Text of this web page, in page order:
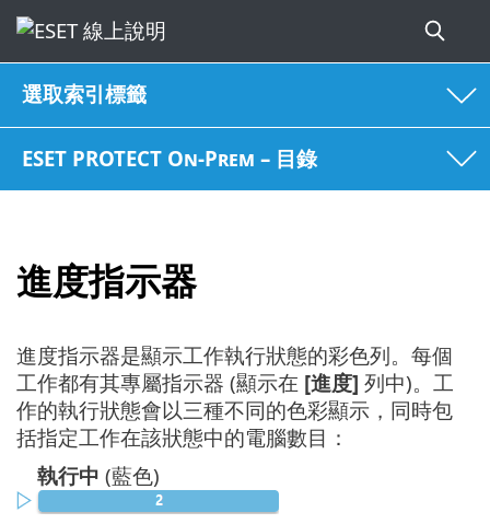
選取索引標籤
ESET PROTECT On-Prem – 目錄
進度指示器
進度指示器是顯示工作執行狀態的彩色列。每個
工作都有其專屬指示器 (顯示在 [進度] 列中)。工
作的執行狀態會以三種不同的色彩顯示，同時包
括指定工作在該狀態中的電腦數目：
執行中 (藍色)